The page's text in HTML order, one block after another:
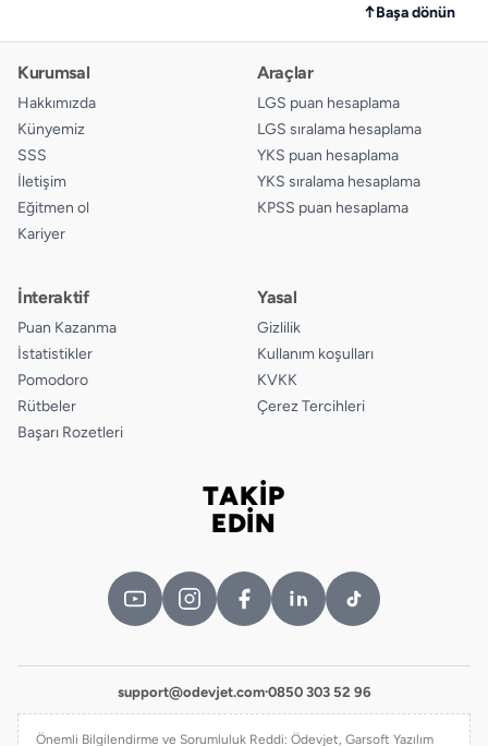
↑Başa dönün
Kurumsal
Hakkımızda
Künyemiz
SSS
İletişim
Eğitmen ol
Kariyer
Araçlar
LGS puan hesaplama
LGS sıralama hesaplama
YKS puan hesaplama
YKS sıralama hesaplama
KPSS puan hesaplama
İnteraktif
Puan Kazanma
İstatistikler
Pomodoro
Rütbeler
Başarı Rozetleri
Yasal
Gizlilik
Kullanım koşulları
KVKK
Çerez Tercihleri
TAKİP
EDİN
support@odevjet.com·0850 303 52 96
Önemli Bilgilendirme ve Sorumluluk Reddi: Ödevjet, Garsoft Yazılım